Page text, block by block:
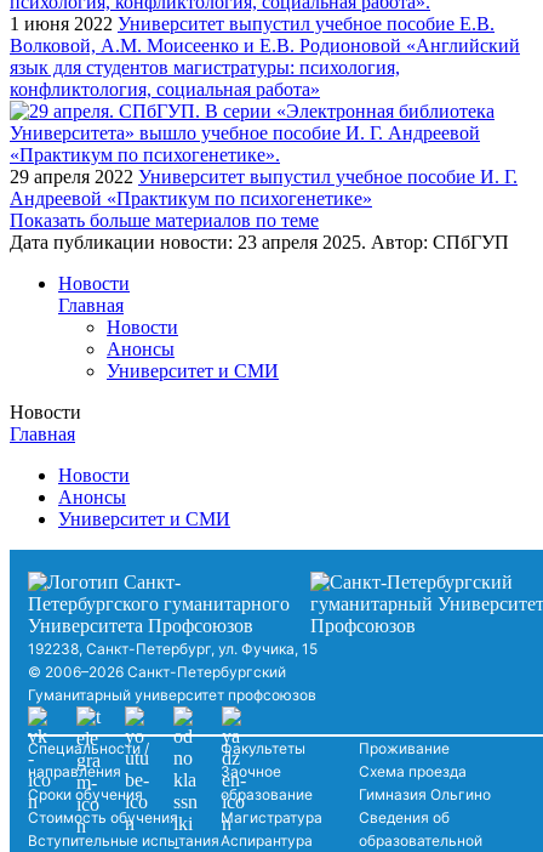
1 июня 2022 Университет выпустил учебное пособие Е.В.
Волковой, А.М. Моисеенко и Е.В. Родионовой «Английский
язык для студентов магистратуры: психология,
конфликтология, социальная работа»
29 апреля 2022 Университет выпустил учебное пособие И. Г.
Андреевой «Практикум по психогенетике»
Показать больше материалов по теме
Дата публикации новости: 23 апреля 2025. Автор: СПбГУП
Новости
Главная
Новости
Анонсы
Университет и СМИ
Новости
Главная
Новости
Анонсы
Университет и СМИ
192238, Санкт-Петербург, ул. Фучика, 15
© 2006–2026 Санкт-Петербургский
Гуманитарный университет профсоюзов
Специальности /
направления
Сроки обучения
Стоимость обучения
Вступительные испытания
Факультеты
Заочное
образование
Магистратура
Аспирантура
Проживание
Схема проезда
Гимназия Ольгино
Сведения об
образовательной